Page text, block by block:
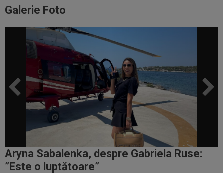
Galerie Foto
Aryna Sabalenka, despre Gabriela Ruse:
”Este o luptătoare”